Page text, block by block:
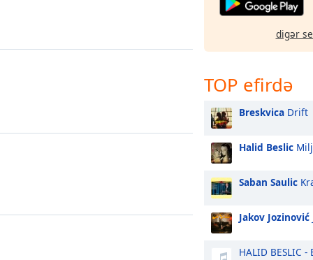
digər
TOP efirdə
Breskvica Drift
Halid Beslic
Saban Saulic
Jakov Jozinović
HALID BESLIC -